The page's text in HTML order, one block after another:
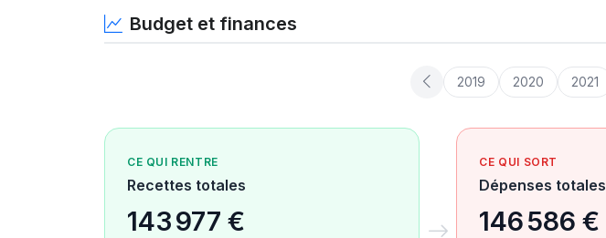
Budget et finances
2019 2020 2021
CE QUI RENTRE
Recettes totales
143 977 €
CE QUI SORT
Dépenses totales
146 586 €